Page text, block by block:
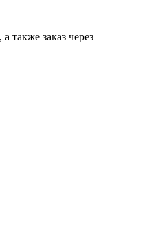
также заказ через